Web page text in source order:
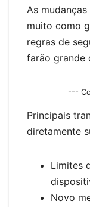
As
muito como
regras de
farão grande
---
Principais
diretamente
Limites
Novo